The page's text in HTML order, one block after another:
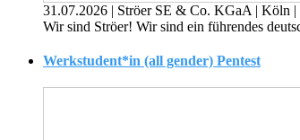
31.07.2026 | Ströer SE & Co. KGaA | Köln |
Wir sind Ströer! Wir sind ein führendes
Werkstudent*in (all gender) Pentest